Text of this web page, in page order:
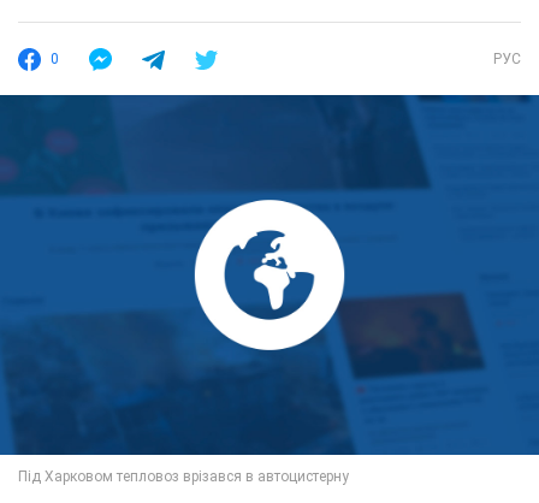
0 РУС